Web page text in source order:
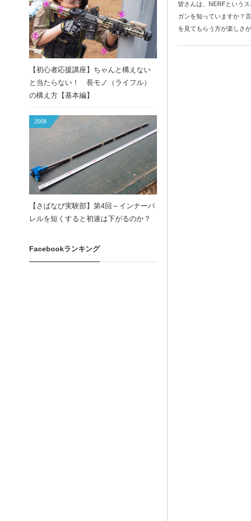
皆さんは、NERFという
ガンを知っていますか？
を見てもらう方が楽しさ
【初心者応援講座】ちゃんと構えない
と当たらない！ 長モノ（ライフル）
の構え方【基本編】
2008
【さばなび実験部】第4回～インナーバ
レルを短くすると初速は下がるのか？
Facebookランキング